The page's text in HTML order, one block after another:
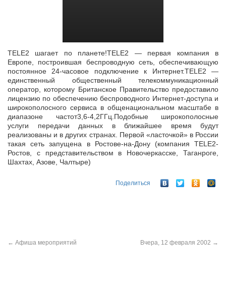
TELE2 шагает по планете!TELE2 — первая компания в
Европе, построившая беспроводную сеть, обеспечивающую
постоянное 24-часовое подключение к Интернет.TELE2 —
единственный общественный телекоммуникационный
оператор, которому Британское Правительство предоставило
лицензию по обеспечению беспроводного Интернет-доступа и
широкополосного сервиса в общенациональном масштабе в
диапазоне частот3,6-4,2ГГц.Подобные широкополосные
услуги передачи данных в ближайшее время будут
реализованы и в других странах. Первой «ласточкой» в России
такая сеть запущена в Ростове-на-Дону (компания TELE2-
Ростов, с представительством в Новочеркасске, Таганроге,
Шахтах, Азове, Чалтыре)
Поделиться
← Афиша мероприятий Вчера, 12 февраля 2002 →